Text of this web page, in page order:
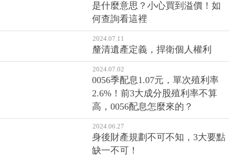
是什麼意思？小心買到溢價！如
何查詢看這裡
2024.07.11
釐清遺產定義，捍衛個人權利
2024.07.02
0056季配息1.07元，單次殖利率
2.6%！前3大成分股殖利率不算
高，0056配息怎麼來的？
2024.06.27
身後財產規劃不可不知，3大要點
缺一不可！